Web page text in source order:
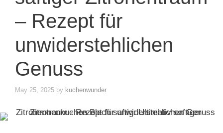
– Rezept für
unwiderstehlichen
Genuss
May 25, 2025 by kuchenwunder